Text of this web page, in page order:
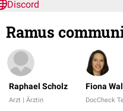
Discord
Ramus
Raphael Scholz
Arzt | Ärztin
Fiona
DocCheck